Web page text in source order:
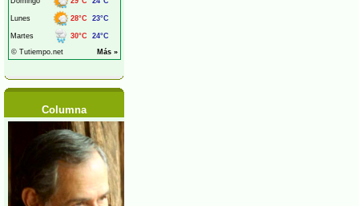
Columna